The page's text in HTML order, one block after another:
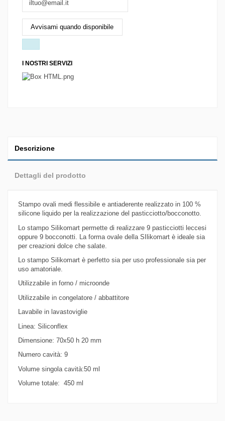
I NOSTRI SERVIZI
Descrizione
Dettagli del prodotto
Stampo ovali medi flessibile e antiaderente realizzato in 100 %
silicone liquido per la realizzazione del pasticciotto/bocconotto.
Lo stampo Silikomart permette di realizzare 9 pasticciotti leccesi
oppure 9 bocconotti. La forma ovale della SIlikomart è ideale sia
per creazioni dolce che salate.
Lo stampo Silikomart è perfetto sia per uso professionale sia per
uso amatoriale.
Utilizzabile in forno / microonde
Utilizzabile in congelatore / abbattitore
Lavabile in lavastoviglie
Linea: Siliconflex
Dimensione: 70x50 h 20 mm
Numero cavità: 9
Volume singola cavità:50 ml
Volume totale: 450 ml